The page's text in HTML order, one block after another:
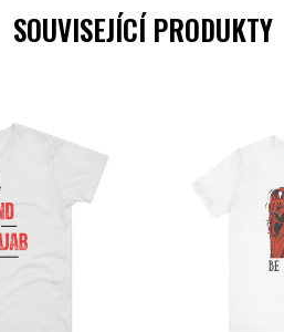
SOUVISEJÍCÍ PRODUKTY